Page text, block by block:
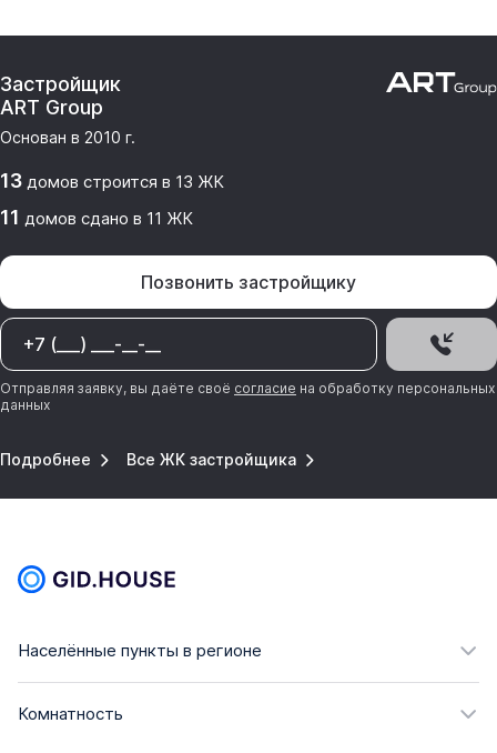
Застройщик
ART Group
Основан в 2010 г.
13 домов строится в 13 ЖК
11 домов сдано в 11 ЖК
Позвонить застройщику
Отправляя заявку, вы даёте своё согласие на обработку персональных
данных
Подробнее Все ЖК застройщика
Населённые пункты в регионе
Комнатность